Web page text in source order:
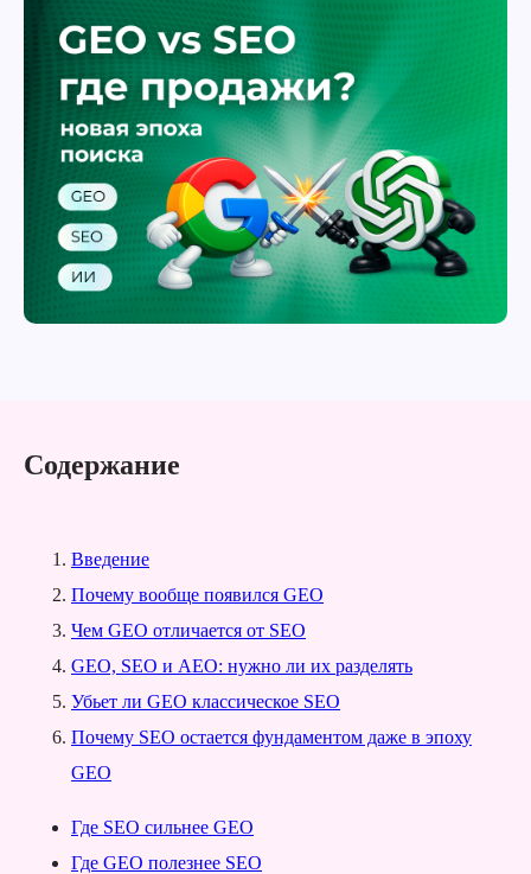
Содержание
Введение
Почему вообще появился GEO
Чем GEO отличается от SEO
GEO, SEO и AEO: нужно ли их разделять
Убьет ли GEO классическое SEO
Почему SEO остается фундаментом даже в эпоху
GEO
Где SEO сильнее GEO
Где GEO полезнее SEO